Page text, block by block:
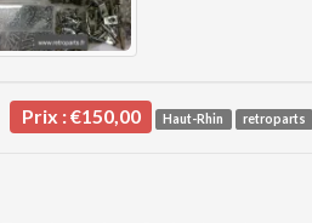
Prix :€150,00 Haut-Rhin retroparts